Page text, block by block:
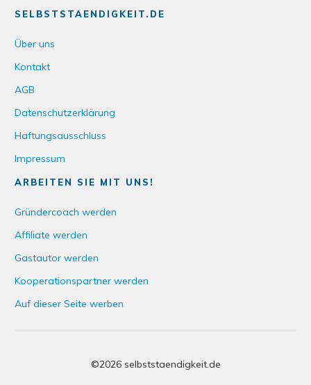
SELBSTSTAENDIGKEIT.DE
Über uns
Kontakt
AGB
Datenschutzerklärung
Haftungsausschluss
Impressum
ARBEITEN SIE MIT UNS!
Gründercoach werden
Affiliate werden
Gastautor werden
Kooperationspartner werden
Auf dieser Seite werben
©2026selbststaendigkeit.de